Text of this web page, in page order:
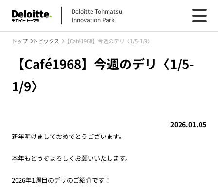
Deloitte Tohmatsu
Innovation Park
トップ トピックス 【Café1968】今週のデリ〈1/5-1/9〉
【Café1968】今週のデリ〈1/5-
1/9〉
2026.01.05
新年明けましておめでとうございます。
本年もどうぞよろしくお願いいたします。
2026年1週目のデリのご紹介です！